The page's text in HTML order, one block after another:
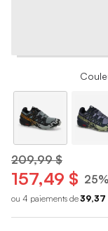
209,99 $
157,49 $
ou 4 paiements de39,37